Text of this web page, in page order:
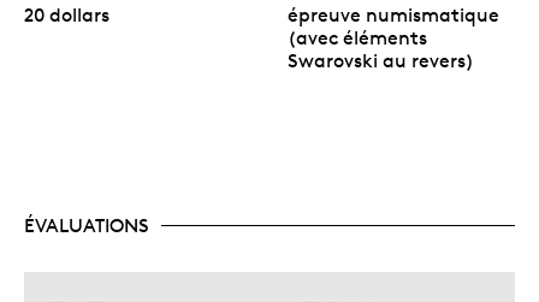
20 dollars
épreuve numismatique
(avec éléments
Swarovski au revers)
ÉVALUATIONS